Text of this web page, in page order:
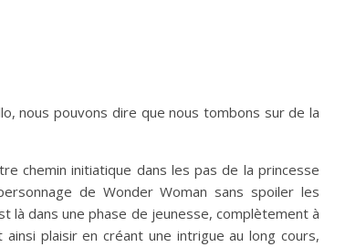
nous pouvons dire que nous tombons sur de la
chemin initiatique dans les pas de la princesse
de Wonder Woman sans spoiler les
là dans une phase de jeunesse, complètement à
plaisir en créant une intrigue au long cours,